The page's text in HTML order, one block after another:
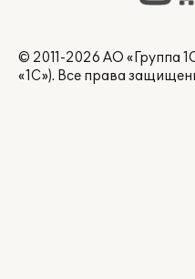
© 2011-2026 АО «Группа
«1С»). Все права